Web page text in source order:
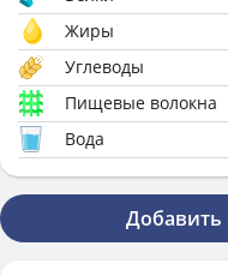
Жиры
Углеводы
Пищевые волокна
Вода
Добавить